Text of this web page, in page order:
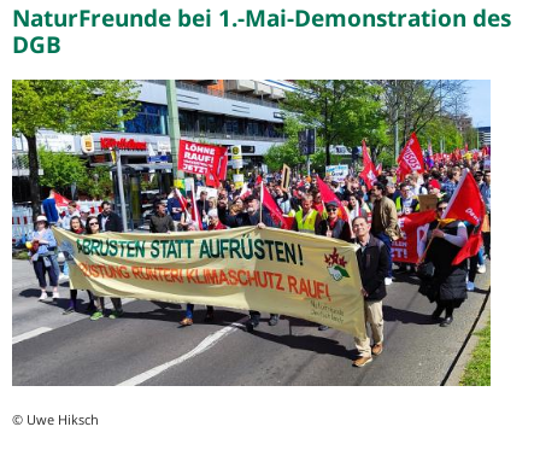
NaturFreunde bei 1.-Mai-Demonstration des
DGB
© Uwe Hiksch